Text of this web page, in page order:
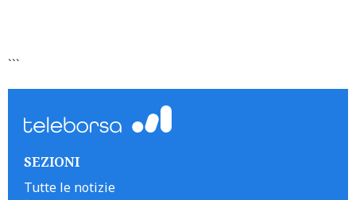
```
SEZIONI
Tutte le notizie